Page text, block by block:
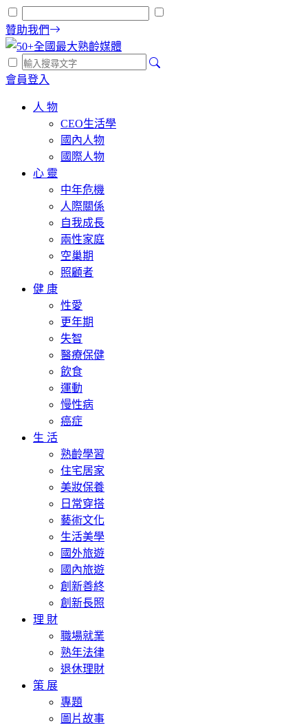
贊助我們
會員登入
人 物
CEO生活學
國內人物
國際人物
心 靈
中年危機
人際關係
自我成長
兩性家庭
空巢期
照顧者
健 康
性愛
更年期
失智
醫療保健
飲食
運動
慢性病
癌症
生 活
熟齡學習
住宅居家
美妝保養
日常穿搭
藝術文化
生活美學
國外旅遊
國內旅遊
創新善終
創新長照
理 財
職場就業
熟年法律
退休理財
策 展
專題
圖片故事